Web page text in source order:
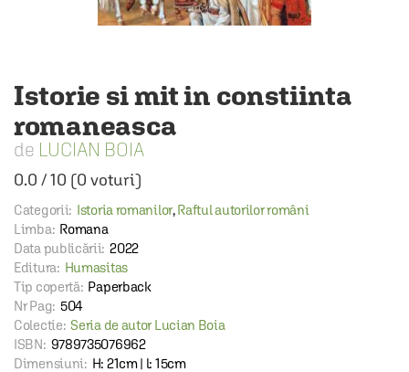
Istorie si mit in constiinta
romaneasca
LUCIAN BOIA
0.0 /10 (0 voturi)
Categorii: Istoria romanilor,Raftul autorilor români
Limba: Romana
Data publicării: 2022
Editura: Humasitas
Tip copertă: Paperback
Nr Pag: 504
Colectie: Seria de autor Lucian Boia
ISBN: 9789735076962
Dimensiuni: H: 21cm | l: 15cm